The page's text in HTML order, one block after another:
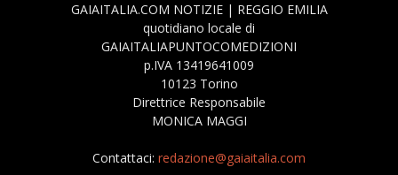
GAIAITALIA.COM NOTIZIE | REGGIO EMILIA
quotidiano locale di
GAIAITALIAPUNTOCOMEDIZIONI
p.IVA 13419641009
10123 Torino
Direttrice Responsabile
MONICA MAGGI
Contattaci: redazione@gaiaitalia.com